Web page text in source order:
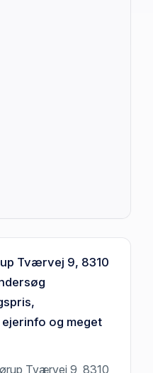
Tværvej 9, 8310
og meget
Tværvej 9, 8310